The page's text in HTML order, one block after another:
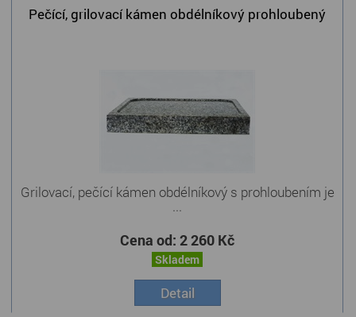
Pečící, grilovací kámen obdélníkový prohloubený
Grilovací, pečící kámen obdélníkový s prohloubením je
...
Cena od: 2 260 Kč
Skladem
Detail